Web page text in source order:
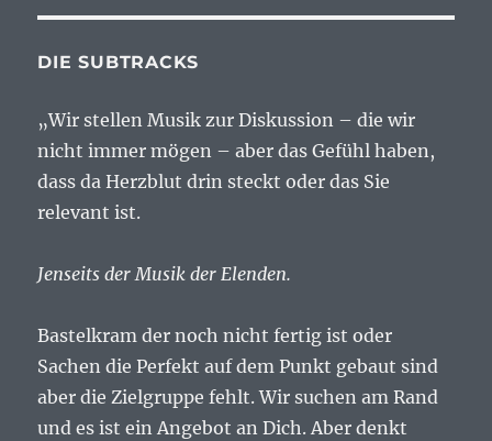
DIE SUBTRACKS
„Wir stellen Musik zur Diskussion – die wir
nicht immer mögen – aber das Gefühl haben,
dass da Herzblut drin steckt oder das Sie
relevant ist.
Jenseits der Musik der Elenden.
Bastelkram der noch nicht fertig ist oder
Sachen die Perfekt auf dem Punkt gebaut sind
aber die Zielgruppe fehlt. Wir suchen am Rand
und es ist ein Angebot an Dich. Aber denkt